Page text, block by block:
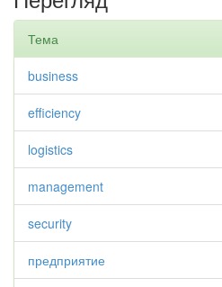
Тема
business
efficiency
logistics
management
security
предприятие